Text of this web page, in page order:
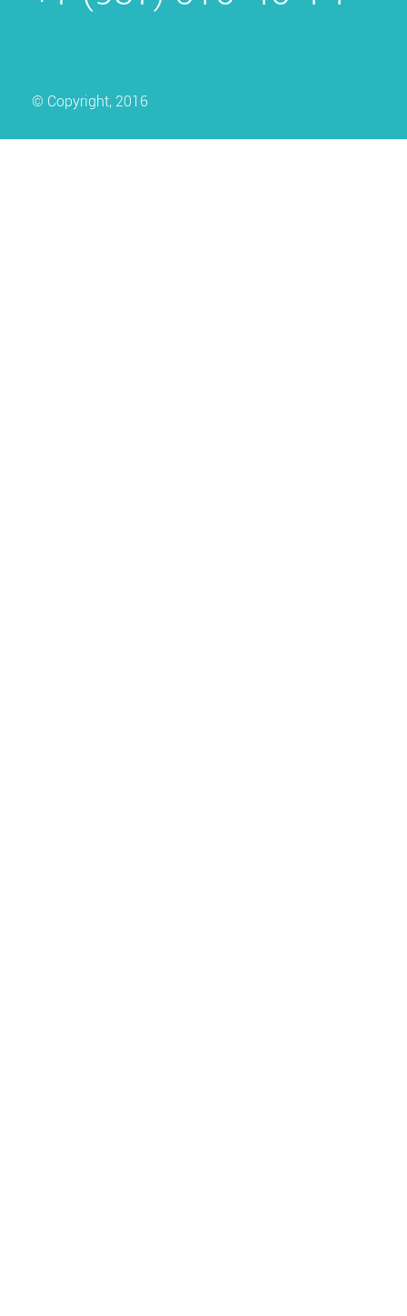
© Copyright, 2016